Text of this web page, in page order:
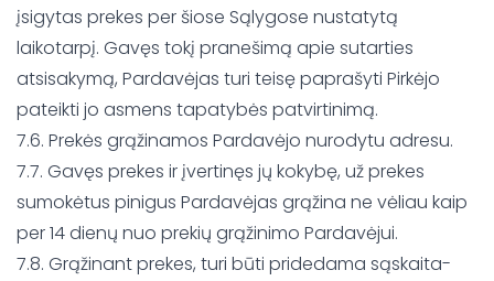
įsigytas prekes per šiose Sąlygose nustatytą
laikotarpį. Gavęs tokį pranešimą apie sutarties
atsisakymą, Pardavėjas turi teisę paprašyti Pirkėjo
pateikti jo asmens tapatybės patvirtinimą.
7.6. Prekės grąžinamos Pardavėjo nurodytu adresu.
7.7. Gavęs prekes ir įvertinęs jų kokybę, už prekes
sumokėtus pinigus Pardavėjas grąžina ne vėliau kaip
per 14 dienų nuo prekių grąžinimo Pardavėjui.
7.8. Grąžinant prekes, turi būti pridedama sąskaita-